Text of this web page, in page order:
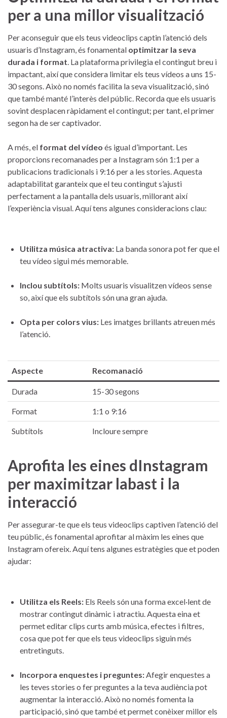
⁤per a una millor visualització
Per aconseguir que⁢ els teus videoclips captin l’atenció ​dels
usuaris d’Instagram, és fonamental‌ optimitzar la seva
durada i format. La plataforma ‍privilegia el contingut ‌breu i
impactant, així⁢ que considera limitar els teus vídeos a uns 15-
30 segons. Això ​no només ​facilita la seva⁤ visualització, sinó
que també manté l’interès del públic. Recorda‍ que els ‌usuaris
sovint desplacen ràpidament el ‍contingut; per tant, el⁤ primer
segon ha de ‍ser‍ captivador.
A més, el format⁤ del vídeo és​ igual d’important. Les
proporcions ‍recomanades per a Instagram són 1:1 per a
publicacions tradicionals‌ i 9:16 per a les stories. ‌Aquesta
adaptabilitat garanteix que el‍ teu contingut s’ajusti​
perfectament a la pantalla⁤ dels usuaris, millorant així
l’experiència visual. Aquí tens‌ algunes consideracions clau:
Utilitza ⁤música atractiva: ⁤La‌ banda sonora pot fer que⁢ el
teu vídeo sigui més memorable.
Inclou subtítols: Molts usuaris visualitzen vídeos ​sense
so, ⁢així ⁤que els subtítols‌ són una gran ajuda.
Opta ‌per colors vius: ⁢Les imatges brillants atreuen més
l’atenció.
Aspecte Recomanació
Durada 15-30 segons
Format 1:1 ⁤o 9:16
Subtítols Incloure sempre
Aprofita les eines ‌dInstagram
⁤per maximitzar labast i la
interacció
Per assegurar-te que els teus videoclips captiven l’atenció del
⁤teu‌ públic, és fonamental aprofitar⁣ al màxim ⁤les eines que
Instagram ofereix. Aquí ‌tens ​algunes estratègies que et poden
ajudar:
Utilitza els Reels: Els Reels són una forma excel·lent de
mostrar‌ contingut dinàmic i atractiu. Aquesta eina ​et
permet⁣ editar clips curts amb música, efectes i⁤ filtres,
cosa que pot fer que ⁢els⁣ teus videoclips siguin més
entretinguts.
Incorpora ⁢enquestes‍ i‍ preguntes:Afegir enquestes a
les teves stories o fer preguntes⁢ a⁣ la teva audiència pot
augmentar la ⁣interacció. ⁣Això no​ només fomenta la
⁢participació, ​sinó que també et permet ⁤conèixer millor els